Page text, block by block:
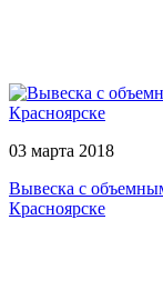
03 марта 2018
Вывеска с
Красноярске